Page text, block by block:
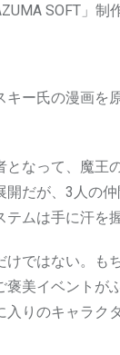
SOFT」制
キー氏の漫画を
となって、魔王
開だが、3人の
テムは手に汗を
けではない。も
褒美イベントが
入りのキャラク